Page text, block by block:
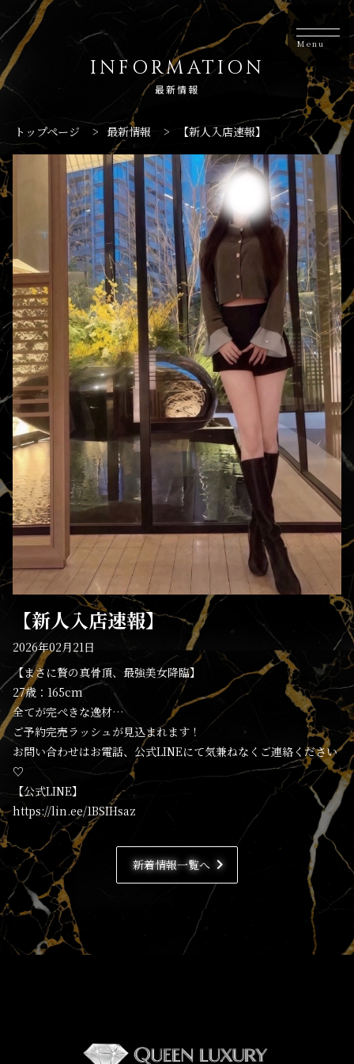
Menu
最新情報
INFORMATION
トップページ > 最新情報 > 【新人入店速報】
【新人入店速報】
2026年02月21日
【まさに贅の真骨頂、最強美女降臨】
27歳：165cm
全てが完ぺきな逸材…
ご予約完売ラッシュが見込まれます！
お問い合わせはお電話、公式LINEにて気兼ねなくご連絡ください
♡
【公式LINE】
https://lin.ee/1BSIHsaz
新着情報一覧へ chevron_right